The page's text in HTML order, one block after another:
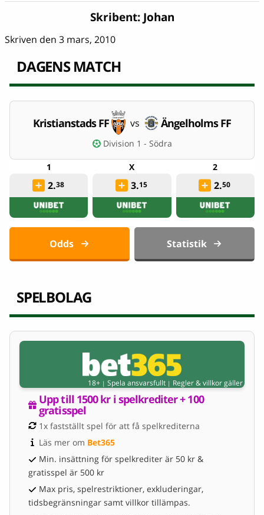
Skribent: Johan
Skriven den 3 mars, 2010
DAGENS MATCH
Kristianstads FF vs Ängelholms FF
Division 1 - Södra
2.38 3.15 2.50
Odds Statistik
SPELBOLAG
18+ | Spela ansvarsfullt | Regler & villkor gäller
Upp till 1500 kr i spelkrediter + 100
gratisspel
1x fastställt spel för att få spelkrediterna
Läs mer om Bet365
Min. insättning för spelkrediter är 50 kr &
gratisspel är 500 kr
Max pris, spelrestriktioner, exkluderingar,
tidsbegränsningar samt villkor tillämpas.